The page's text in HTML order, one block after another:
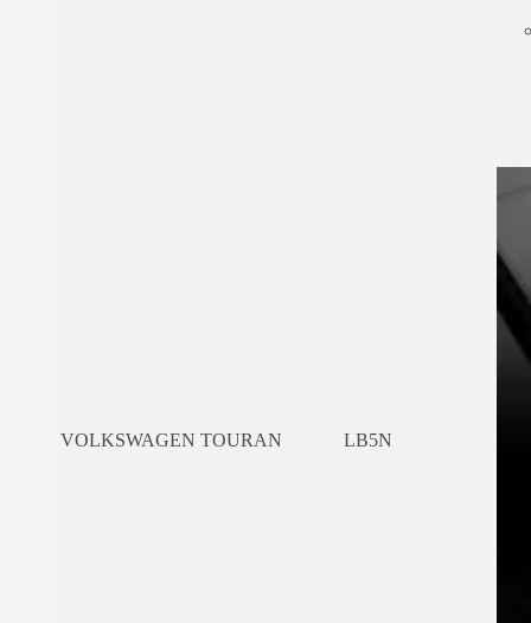
VOLKSWAGEN TOURAN LB5N